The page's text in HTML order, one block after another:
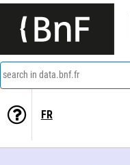
search in data.bnf.fr
FR